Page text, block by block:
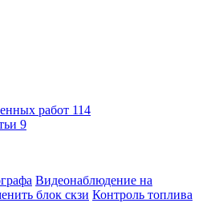
работ 114
9
Видеонаблюдение на
блок скзи Контроль топлива